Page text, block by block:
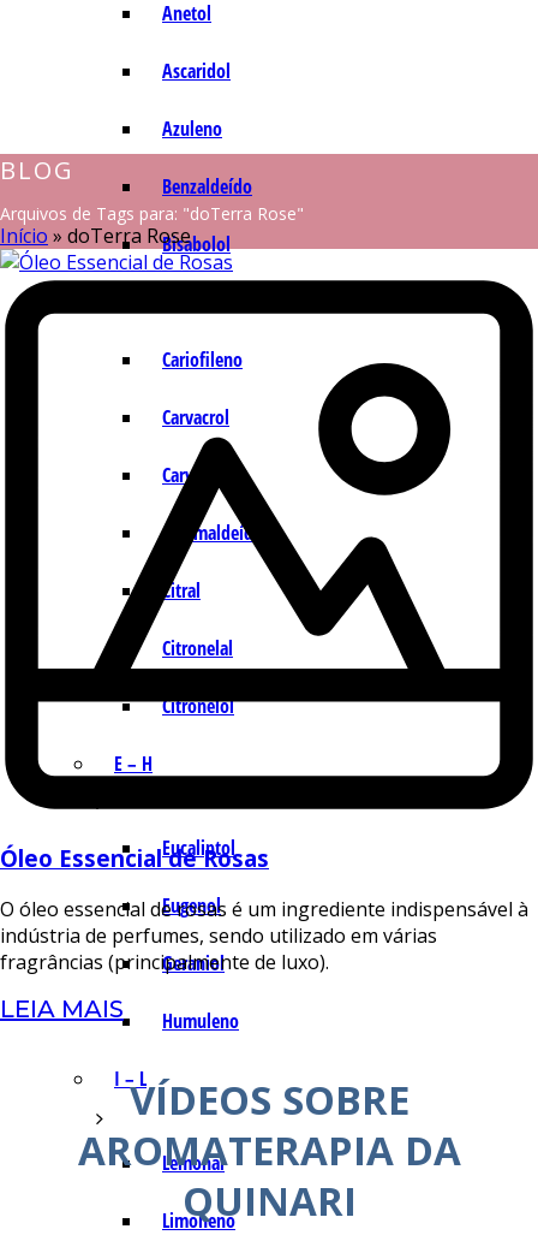
Anetol
Ascaridol
Azuleno
Benzaldeído
Bisabolol
Cariofileno
Carvacrol
Carvona
Cinamaldeído
Citral
Citronelal
Citronelol
E – H
Eucaliptol
Eugenol
Geraniol
Humuleno
I – L
Lemonal
Limoneno
BLOG
Arquivos de Tags para: "doTerra Rose"
Início » doTerra Rose
Óleo Essencial de Rosas
O óleo essencial de rosas é um ingrediente indispensável à
indústria de perfumes, sendo utilizado em várias
fragrâncias (principalmente de luxo).
LEIA MAIS
VÍDEOS SOBRE
AROMATERAPIA DA
QUINARI